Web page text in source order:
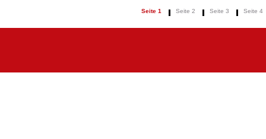
Seite 1 Seite 2 Seite 3 Seite 4